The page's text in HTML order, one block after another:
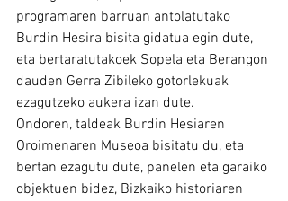
programaren barruan antolatutako
Burdin Hesira bisita gidatua egin dute,
eta bertaratutakoek Sopela eta Berangon
dauden Gerra Zibileko gotorlekuak
ezagutzeko aukera izan dute.
Ondoren, taldeak Burdin Hesiaren
Oroimenaren Museoa bisitatu du, eta
bertan ezagutu dute, panelen eta garaiko
objektuen bidez, Bizkaiko historiaren